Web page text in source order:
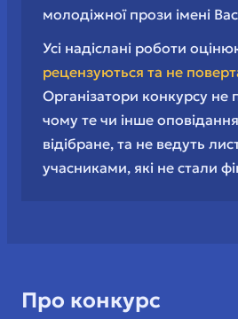
молодіжної прози імені
Усі надіслані роботи
рецензуються та не
Організатори конкурсу
чому те чи інше
відібране, та не ведуть
учасниками, які не стали
Про конкурс